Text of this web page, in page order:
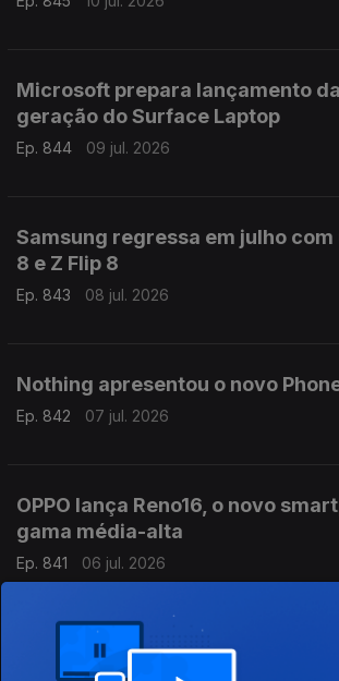
Microsoft prepara lançamento
geração do Surface Laptop
Ep. 844 09 jul. 2026
Samsung regressa em julho com
8 e Z Flip 8
Ep. 843 08 jul. 2026
Nothing apresentou o novo
Ep. 842 07 jul. 2026
OPPO lança Reno16, o novo
gama média-alta
Ep. 841 06 jul. 2026
Microsoft atualiza tablets